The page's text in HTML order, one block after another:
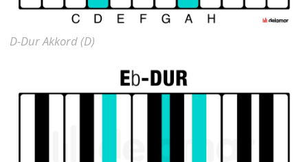
D-Dur Akkord (D)